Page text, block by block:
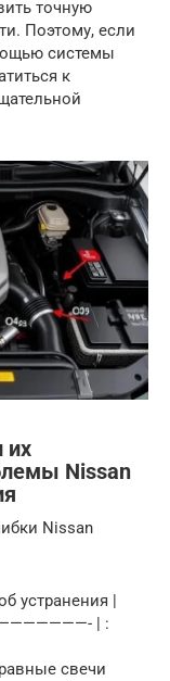
точную
Поэтому, если
системы
к
их
Nissan
Nissan
устранения |
| :
свечи